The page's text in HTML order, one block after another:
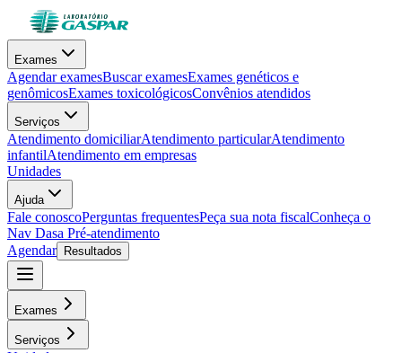
Exames
Agendar examesBuscar examesExames genéticos e
genômicosExames toxicológicosConvênios atendidos
Serviços
Atendimento domiciliarAtendimento particularAtendimento
infantilAtendimento em empresas
Unidades
Ajuda
Fale conoscoPerguntas frequentesPeça sua nota fiscalConheça o
Nav Dasa Pré-atendimento
Agendar
Resultados
Exames
Serviços